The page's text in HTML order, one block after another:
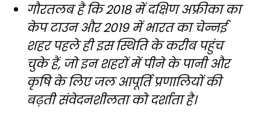
गौरतलब है कि 2018 में दक्षिण अफ्रीका का
केप टाउन और 2019 में भारत का चेन्नई
शहर पहले ही इस स्थिति के करीब पहुंच
चुके हैं, जो इन शहरों में पीने के पानी और
कृषि के लिए जल आपूर्ति प्रणालियों की
बढ़ती संवेदनशीलता को दर्शाता है।